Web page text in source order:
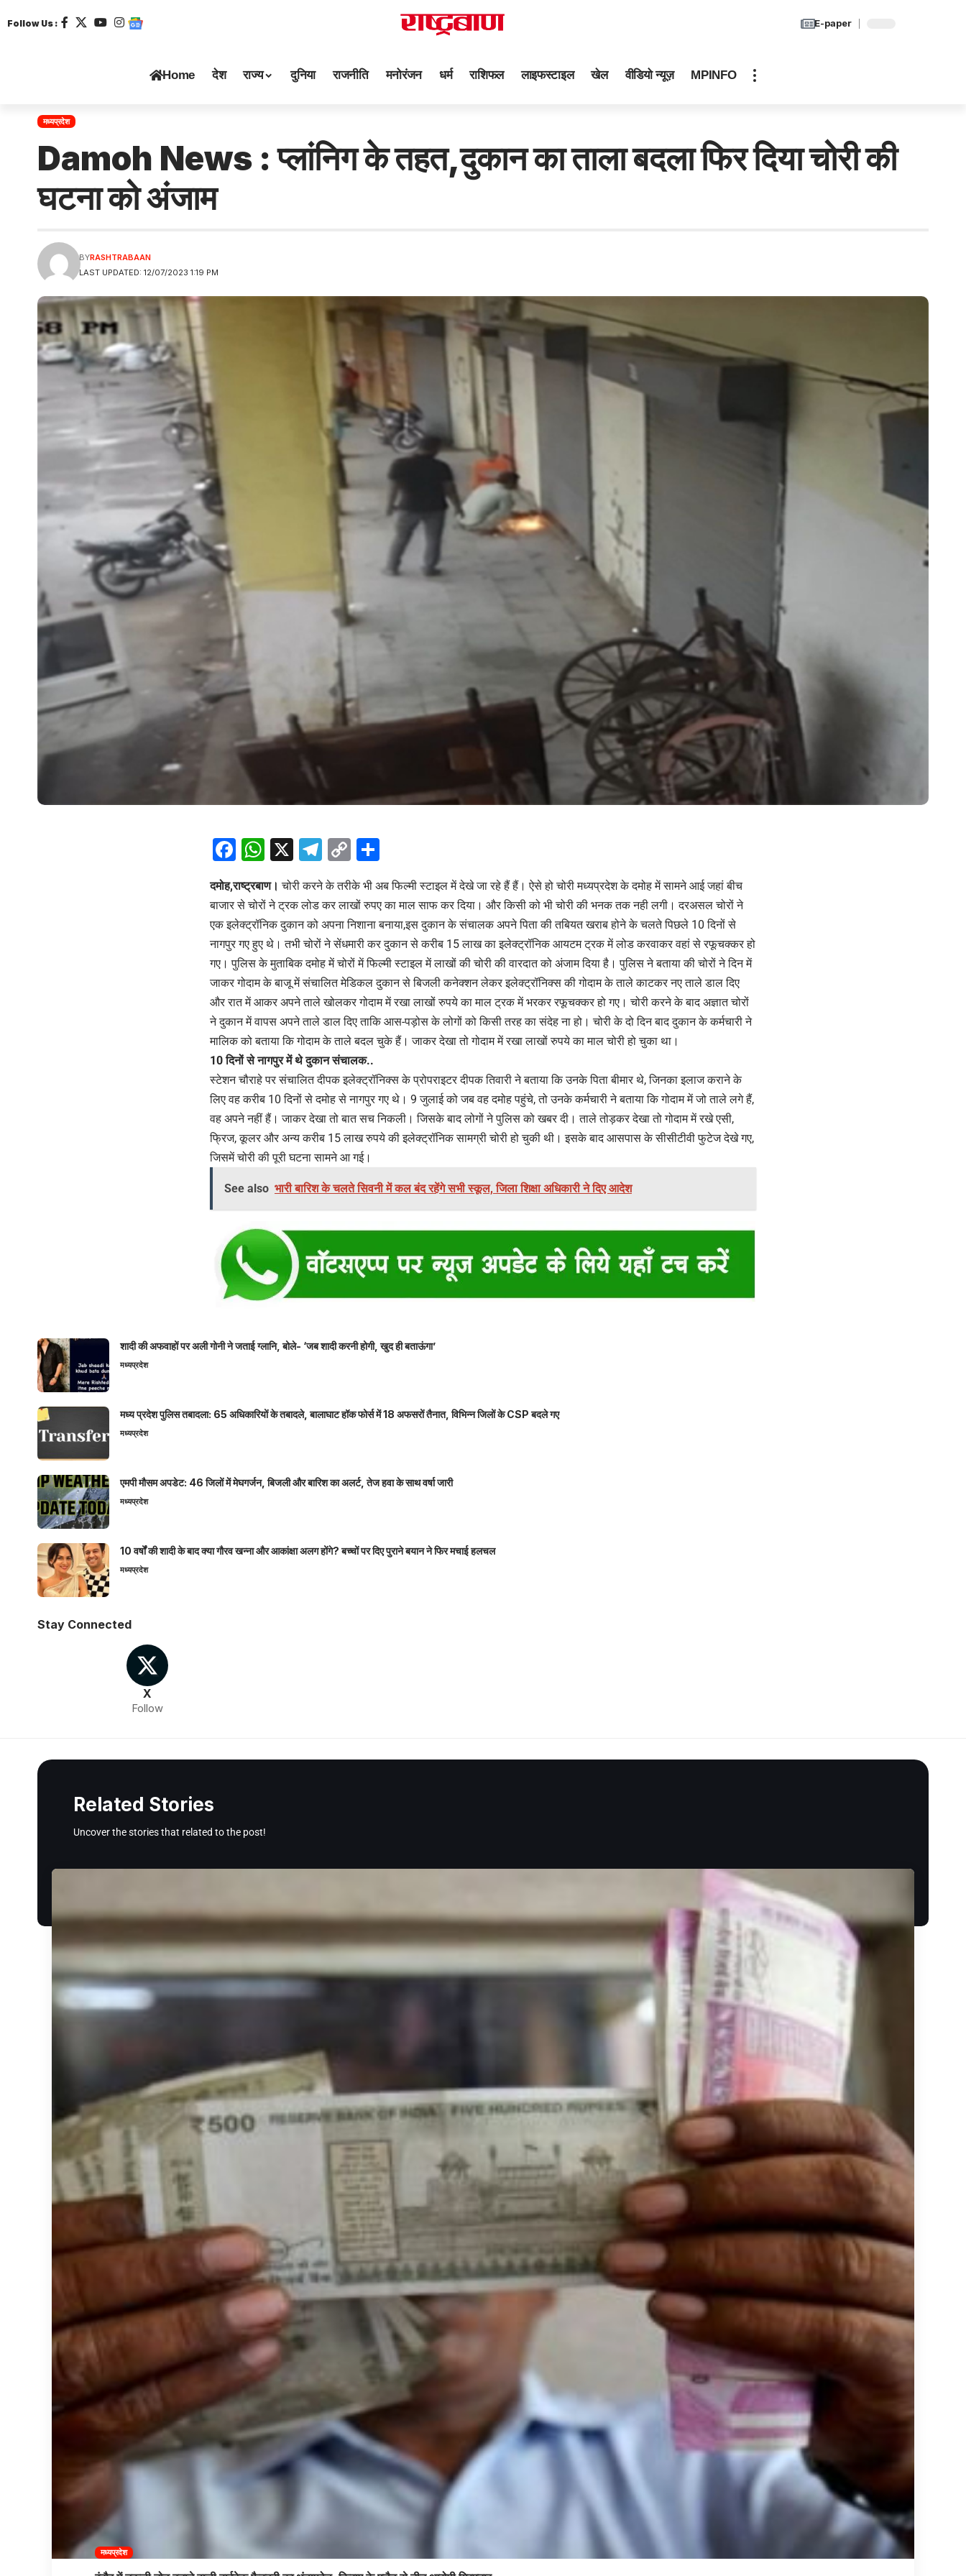
Follow Us : E-paper
Home देश राज्य दुनिया राजनीति मनोरंजन धर्म राशिफल लाइफस्टाइल खेल वीडियो न्यूज़ MPINFO
मध्यप्रदेश
Damoh News : प्लांनिग के तहत,दुकान का ताला बदला फिर दिया चोरी की
घटना को अंजाम
LAST UPDATED: 12/07/2023 1:19 PM
BYRASHTRABAAN
Facebook
WhatsApp
X Telegram
Copy
Link
दमोह,राष्ट्रबाण। चोरी करने के तरीके भी अब फिल्मी स्टाइल में देखे जा रहे हैं हैं। ऐसे हो चोरी मध्यप्रदेश के दमोह में सामने आई जहां बीच
बाजार से चोरों ने ट्रक लोड कर लाखों रुपए का माल साफ कर दिया। और किसी को भी चोरी की भनक तक नही लगी। दरअसल चोरों ने
एक इलेक्ट्रॉनिक दुकान को अपना निशाना बनाया,इस दुकान के संचालक अपने पिता की तबियत खराब होने के चलते पिछले 10 दिनों से
नागपुर गए हुए थे। तभी चोरों ने सेंधमारी कर दुकान से करीब 15 लाख का इलेक्ट्रॉनिक आयटम ट्रक में लोड करवाकर वहां से रफूचक्कर हो
गए। पुलिस के मुताबिक दमोह में चोरों में फिल्मी स्टाइल में लाखों की चोरी की वारदात को अंजाम दिया है। पुलिस ने बताया की चोरों ने दिन में
जाकर गोदाम के बाजू में संचालित मेडिकल दुकान से बिजली कनेक्शन लेकर इलेक्ट्रॉनिक्स की गोदाम के ताले काटकर नए ताले डाल दिए
और रात में आकर अपने ताले खोलकर गोदाम में रखा लाखों रुपये का माल ट्रक में भरकर रफूचक्कर हो गए। चोरी करने के बाद अज्ञात चोरों
ने दुकान में वापस अपने ताले डाल दिए ताकि आस-पड़ोस के लोगों को किसी तरह का संदेह ना हो। चोरी के दो दिन बाद दुकान के कर्मचारी ने
मालिक को बताया कि गोदाम के ताले बदल चुके हैं। जाकर देखा तो गोदाम में रखा लाखों रुपये का माल चोरी हो चुका था।
10 दिनों से नागपुर में थे दुकान संचालक..
स्टेशन चौराहे पर संचालित दीपक इलेक्ट्रॉनिक्स के प्रोपराइटर दीपक तिवारी ने बताया कि उनके पिता बीमार थे, जिनका इलाज कराने के
लिए वह करीब 10 दिनों से दमोह से नागपुर गए थे। 9 जुलाई को जब वह दमोह पहुंचे, तो उनके कर्मचारी ने बताया कि गोदाम में जो ताले लगे हैं,
वह अपने नहीं हैं। जाकर देखा तो बात सच निकली। जिसके बाद लोगों ने पुलिस को खबर दी। ताले तोड़कर देखा तो गोदाम में रखे एसी,
फ्रिज, कूलर और अन्य करीब 15 लाख रुपये की इलेक्ट्रॉनिक सामग्री चोरी हो चुकी थी। इसके बाद आसपास के सीसीटीवी फुटेज देखे गए,
जिसमें चोरी की पूरी घटना सामने आ गई।
See also भारी बारिश के चलते सिवनी में कल बंद रहेंगे सभी स्कूल, जिला शिक्षा अधिकारी ने दिए आदेश
शादी की अफवाहों पर अली गोनी ने जताई ग्लानि, बोले- ‘जब शादी करनी होगी, खुद ही बताऊंगा’
मध्यप्रदेश
मध्य प्रदेश पुलिस तबादला: 65 अधिकारियों के तबादले, बालाघाट हॉक फोर्स में 18 अफसरों तैनात, विभिन्न जिलों के CSP बदले गए
मध्यप्रदेश
एमपी मौसम अपडेट: 46 जिलों में मेघगर्जन, बिजली और बारिश का अलर्ट, तेज हवा के साथ वर्षा जारी
मध्यप्रदेश
10 वर्षों की शादी के बाद क्या गौरव खन्ना और आकांक्षा अलग होंगे? बच्चों पर दिए पुराने बयान ने फिर मचाई हलचल
मध्यप्रदेश
Stay Connected
X
Follow
Related Stories
Uncover the stories that related to the post!
मध्यप्रदेश